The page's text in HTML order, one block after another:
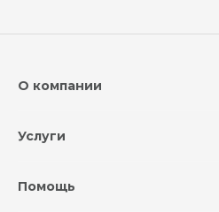
О компании
Услуги
Помощь